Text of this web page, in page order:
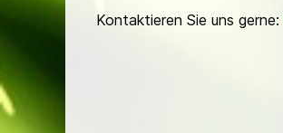
Kontaktieren Sie uns gerne: